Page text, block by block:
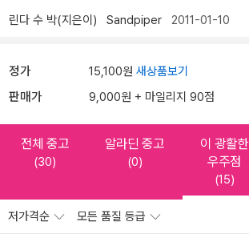
린다 수 박(지은이) Sandpiper 2011-01-10
정가 15,100원 새상품보기
판매가 9,000원 + 마일리지 90점
전체 중고
(30)
알라딘 중고
(0)
이 광활한
우주점
(15)
저가격순 모든 품질 등급